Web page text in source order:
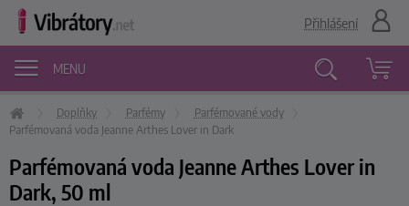
MENU
Přihlášení
Doplňky Parfémy
Parfémované vody
Parfémovaná voda Jeanne Arthes Lover in Dark
Parfémovaná voda Jeanne Arthes Lover in
Dark, 50 ml